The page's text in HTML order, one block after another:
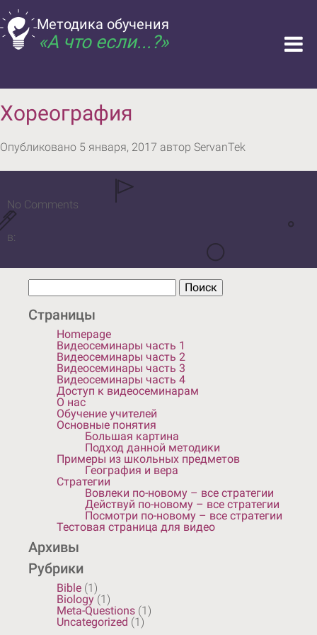
Укр
Даний
перекладений
українською
за
допомогою
програми
просимо
деякі
неточності
у
текстах.
Наразі
ми
шукаємо
можливості
для
Liet
Примеры
Методика обучения
«А что если...?»
Хореография
Опубликовано 5 января, 2017 автор ServanTek
No Comments
в:
Искать: Поиск
Страницы
Homepage
Видеосеминары часть 1
Видеосеминары часть 2
Видеосеминары часть 3
Видеосеминары часть 4
Доступ к видеосеминарам
О нас
Обучение учителей
Основные понятия
Большая картина
Подход данной методики
Примеры из школьных предметов
География и вера
Стратегии
Вовлеки по-новому – все стратегии
Действуй по-новому – все стратегии
Посмотри по-новому – все стратегии
Тестовая страница для видео
Архивы
Рубрики
Bible (1)
Biology(1)
Meta-Questions (1)
Uncategorized (1)